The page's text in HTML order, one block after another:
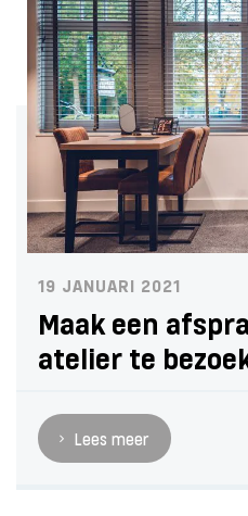
19 JANUARI 2021
Maak een
atelier te
Lees meer